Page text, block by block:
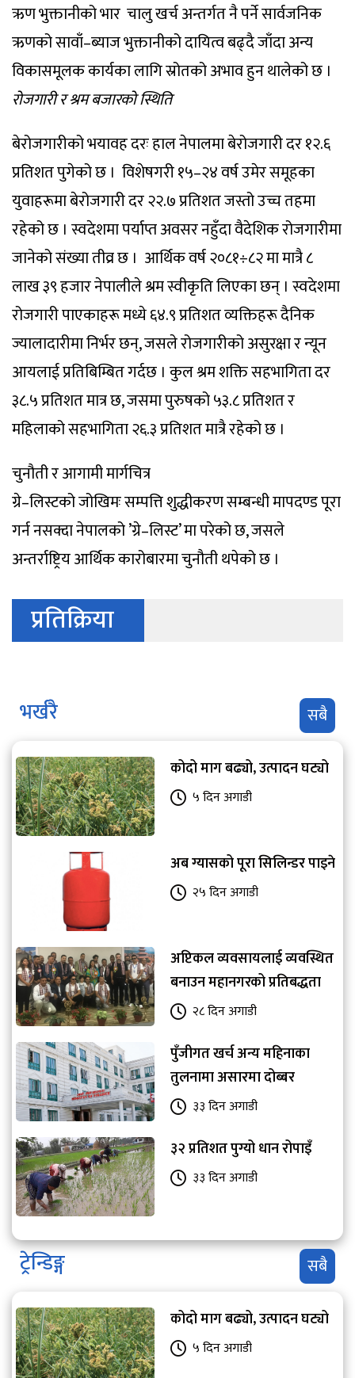
ऋण भुक्तानीको भार चालु खर्च अन्तर्गत नै पर्ने सार्वजनिक
ऋणको सावाँ–ब्याज भुक्तानीको दायित्व बढ्दै जाँदा अन्य
विकासमूलक कार्यका लागि स्रोतको अभाव हुन थालेको छ ।
रोजगारी र श्रम बजारको स्थिति
बेरोजगारीको भयावह दरः हाल नेपालमा बेरोजगारी दर १२.६
प्रतिशत पुगेको छ । विशेषगरी १५–२४ वर्ष उमेर समूहका
युवाहरूमा बेरोजगारी दर २२.७ प्रतिशत जस्तो उच्च तहमा
रहेको छ । स्वदेशमा पर्याप्त अवसर नहुँदा वैदेशिक रोजगारीमा
जानेको संख्या तीव्र छ । आर्थिक वर्ष २०८१÷८२ मा मात्रै ८
लाख ३९ हजार नेपालीले श्रम स्वीकृति लिएका छन् । स्वदेशमा
रोजगारी पाएकाहरू मध्ये ६४.९ प्रतिशत व्यक्तिहरू दैनिक
ज्यालादारीमा निर्भर छन्, जसले रोजगारीको असुरक्षा र न्यून
आयलाई प्रतिबिम्बित गर्दछ । कुल श्रम शक्ति सहभागिता दर
३८.५ प्रतिशत मात्र छ, जसमा पुरुषको ५३.८ प्रतिशत र
महिलाको सहभागिता २६.३ प्रतिशत मात्रै रहेको छ ।
चुनौती र आगामी मार्गचित्र
ग्रे–लिस्टको जोखिमः सम्पत्ति शुद्धीकरण सम्बन्धी मापदण्ड पूरा
गर्न नसक्दा नेपालको ’ग्रे–लिस्ट’ मा परेको छ, जसले
अन्तर्राष्ट्रिय आर्थिक कारोबारमा चुनौती थपेको छ ।
प्रतिक्रिया
भर्खरै सबै
कोदो माग बढ्यो, उत्पादन घट्यो
५ दिन अगाडी
अब ग्यासको पूरा सिलिन्डर पाइने
२५ दिन अगाडी
अप्टिकल व्यवसायलाई व्यवस्थित
बनाउन महानगरको प्रतिबद्धता
२८ दिन अगाडी
पुँजीगत खर्च अन्य महिनाका
तुलनामा असारमा दोब्बर
३३ दिन अगाडी
३२ प्रतिशत पुग्यो धान रोपाइँ
३३ दिन अगाडी
ट्रेन्डिङ्ग सबै
कोदो माग बढ्यो, उत्पादन घट्यो
५ दिन अगाडी